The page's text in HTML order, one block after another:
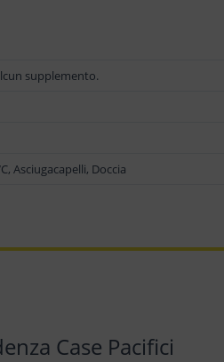
supplemento.
Asciugacapelli, Doccia
Case Pacifici